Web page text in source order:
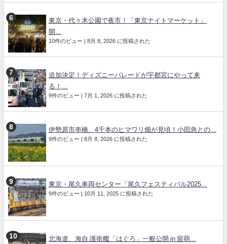
東京・代々木公園で夜市！「東京ナイトマーケット」
開...
10件のビュー | 8月 8, 2026 に投稿された
追加決定！ディズニーパレードが宇都宮にやって来
る！...
9件のビュー | 7月 1, 2026 に投稿された
伊勢原市串橋、4千本のヒマワリ畑が見頃！小田急との...
9件のビュー | 8月 8, 2026 に投稿された
東京・尾久車両センター「尾久フェスティバル2025...
9件のビュー | 10月 11, 2025 に投稿された
北海道、海自 護衛艦「はぐろ」一般公開 in 留萌...